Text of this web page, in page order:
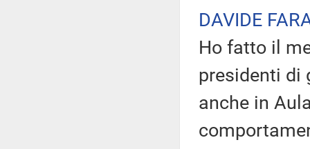
DAVIDE
Ho fatto il
presidenti di
anche in